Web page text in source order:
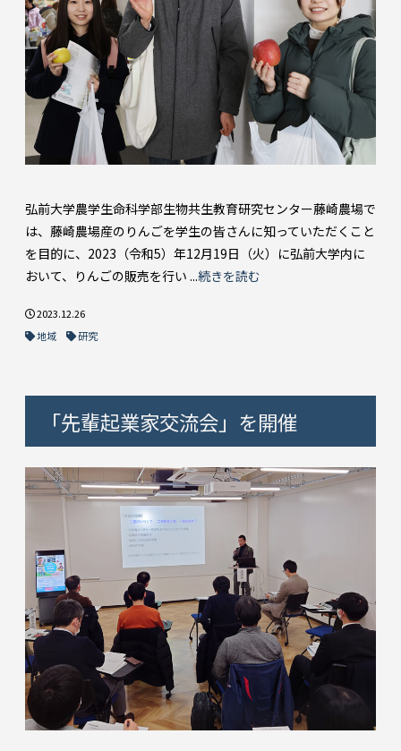
弘前大学農学生命科学部生物共生教育研究センター藤崎農場で
は、藤崎農場産のりんごを学生の皆さんに知っていただくこと
を目的に、2023（令和5）年12月19日（火）に弘前大学内に
おいて、りんごの販売を行い ...続きを読む
2023.12.26
地域
研究
「先輩起業家交流会」を開催